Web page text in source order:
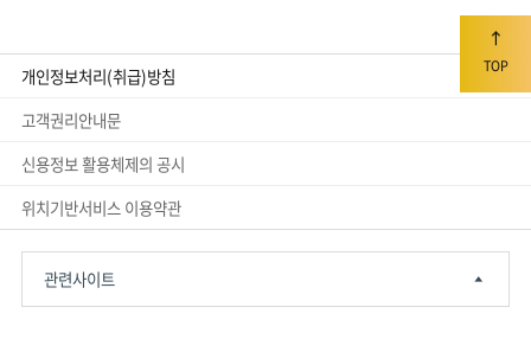
개인정보처리(취급)방침
고객권리안내문
신용정보 활용체제의 공시
위치기반서비스 이용약관
관련사이트
TOP